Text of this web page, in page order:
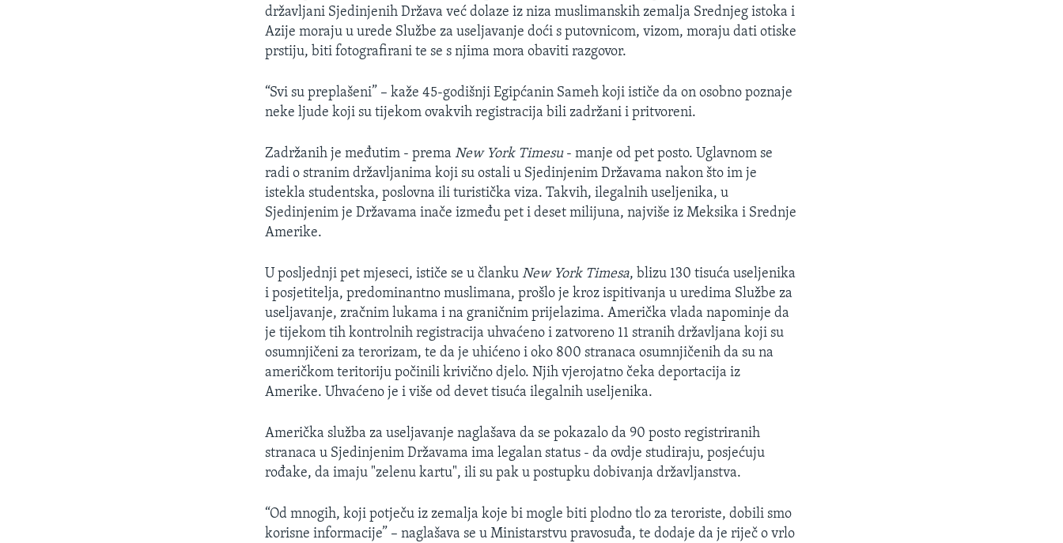
državljani Sjedinjenih Država već dolaze iz niza muslimanskih zemalja Srednjeg istoka i
Azije moraju u urede Službe za useljavanje doći s putovnicom, vizom, moraju dati otiske
prstiju, biti fotografirani te se s njima mora obaviti razgovor.
“Svi su preplašeni” – kaže 45-godišnji Egipćanin Sameh koji ističe da on osobno poznaje
neke ljude koji su tijekom ovakvih registracija bili zadržani i pritvoreni.
Zadržanih je međutim - premaNew York Timesu- manje od pet posto. Uglavnom se
radi o stranim državljanima koji su ostali u Sjedinjenim Državama nakon što im je
istekla studentska, poslovna ili turistička viza. Takvih, ilegalnih useljenika, u
Sjedinjenim je Državama inače između pet i deset milijuna, najviše iz Meksika i Srednje
Amerike.
U posljednji pet mjeseci, ističe se u člankuNew York Timesa, blizu 130 tisuća useljenika
i posjetitelja, predominantno muslimana, prošlo je kroz ispitivanja u uredima Službe za
useljavanje, zračnim lukama i na graničnim prijelazima. Američka vlada napominje da
je tijekom tih kontrolnih registracija uhvaćeno i zatvoreno 11 stranih državljana koji su
osumnjičeni za terorizam, te da je uhićeno i oko 800 stranaca osumnjičenih da su na
američkom teritoriju počinili krivično djelo. Njih vjerojatno čeka deportacija iz
Amerike. Uhvaćeno je i više od devet tisuća ilegalnih useljenika.
Američka služba za useljavanje naglašava da se pokazalo da 90 posto registriranih
stranaca u Sjedinjenim Državama ima legalan status - da ovdje studiraju, posjećuju
rođake, da imaju "zelenu kartu", ili su pak u postupku dobivanja državljanstva.
“Od mnogih, koji potječu iz zemalja koje bi mogle biti plodno tlo za teroriste, dobili smo
korisne informacije” – naglašava se u Ministarstvu pravosuđa, te dodaje da je riječ o vrlo